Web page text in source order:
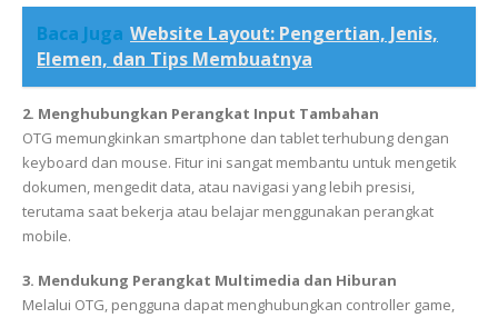
Baca Juga Website Layout: Pengertian, Jenis,
Elemen, dan Tips Membuatnya
2. Menghubungkan Perangkat Input Tambahan
OTG memungkinkan smartphone dan tablet terhubung dengan
keyboard dan mouse. Fitur ini sangat membantu untuk mengetik
dokumen, mengedit data, atau navigasi yang lebih presisi,
terutama saat bekerja atau belajar menggunakan perangkat
mobile.
3. Mendukung Perangkat Multimedia dan Hiburan
Melalui OTG, pengguna dapat menghubungkan controller game,